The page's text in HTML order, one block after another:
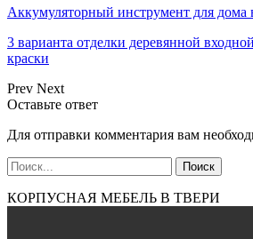
Аккумуляторный инструмент для дома
3 варианта отделки деревянной
краски
Prev Next
Оставьте ответ
Для отправки комментария вам
КОРПУСНАЯ МЕБЕЛЬ В ТВЕРИ